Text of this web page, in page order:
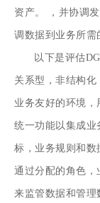
资产。 ，并协调
调数据到业务所需
以下是评估
关系型，非结构化
业务友好的环境，
统一功能以集成
标，业务规则和数
通过分配的角色
来监管数据和管理